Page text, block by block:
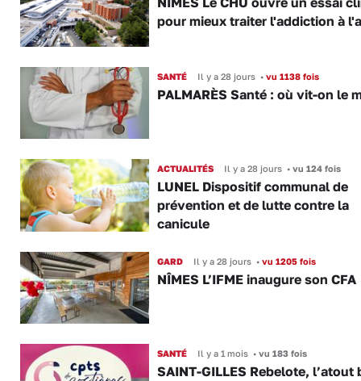
pour mieux traiter l'addiction à
SANTÉ Il y a 28 jours •vu 1138 fois
PALMARÈS Santé : où vit-on le
ACTUALITÉS Il y a 28 jours •vu 124 fois
LUNEL Dispositif communal de
prévention et de lutte contre la
canicule
GARD Il y a 28 jours •vu 1205 fois
NÎMES L’IFME inaugure son CFA
SANTÉ Il y a 1 mois •vu 183 fois
SAINT-GILLES Rebelote, l’atout